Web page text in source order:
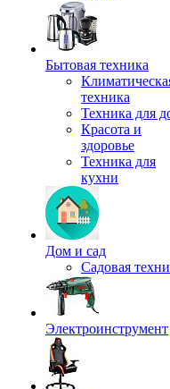
Бытовая техника
техника
Техника для
Красота и
здоровье
Техника для
кухни
Дом и сад
Садовая
Электроинструмент